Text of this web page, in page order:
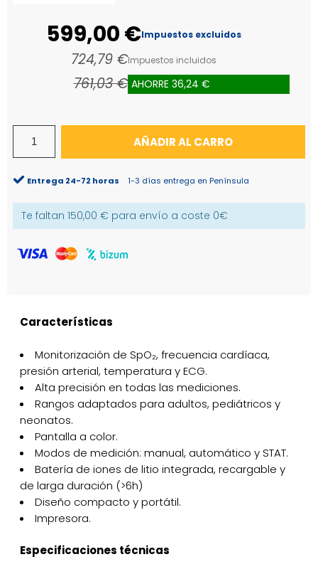
599,00 €Impuestos excluidos
724,79 €Impuestos incluidos
761,03 € AHORRE 36,24 €
AÑADIR AL CARRO
Entrega 24-72 horas 1-3 días entrega en Península
Te faltan 150,00 € para envío a coste 0€
Características
Monitorización de SpO₂, frecuencia cardíaca,
presión arterial, temperatura y ECG.
Alta precisión en todas las mediciones.
Rangos adaptados para adultos, pediátricos y
neonatos.
Pantalla a color.
Modos de medición: manual, automático y STAT.
Batería de iones de litio integrada, recargable y
de larga duración (>6h)
Diseño compacto y portátil.
Impresora.
Especificaciones técnicas